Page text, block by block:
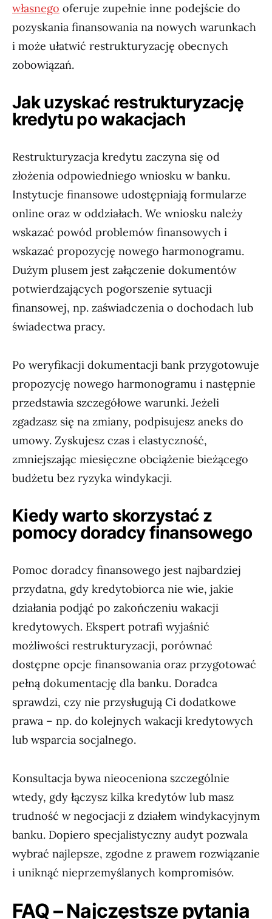
własnego oferuje zupełnie inne podejście do
pozyskania finansowania na nowych warunkach
i może ułatwić restrukturyzację obecnych
zobowiązań.
Jak uzyskać restrukturyzację
kredytu po wakacjach
Restrukturyzacja kredytu zaczyna się od
złożenia odpowiedniego wniosku w banku.
Instytucje finansowe udostępniają formularze
online oraz w oddziałach. We wniosku należy
wskazać powód problemów finansowych i
wskazać propozycję nowego harmonogramu.
Dużym plusem jest załączenie dokumentów
potwierdzających pogorszenie sytuacji
finansowej, np. zaświadczenia o dochodach lub
świadectwa pracy.
Po weryfikacji dokumentacji bank przygotowuje
propozycję nowego harmonogramu i następnie
przedstawia szczegółowe warunki. Jeżeli
zgadzasz się na zmiany, podpisujesz aneks do
umowy. Zyskujesz czas i elastyczność,
zmniejszając miesięczne obciążenie bieżącego
budżetu bez ryzyka windykacji.
Kiedy warto skorzystać z
pomocy doradcy finansowego
Pomoc doradcy finansowego jest najbardziej
przydatna, gdy kredytobiorca nie wie, jakie
działania podjąć po zakończeniu wakacji
kredytowych. Ekspert potrafi wyjaśnić
możliwości restrukturyzacji, porównać
dostępne opcje finansowania oraz przygotować
pełną dokumentację dla banku. Doradca
sprawdzi, czy nie przysługują Ci dodatkowe
prawa – np. do kolejnych wakacji kredytowych
lub wsparcia socjalnego.
Konsultacja bywa nieoceniona szczególnie
wtedy, gdy łączysz kilka kredytów lub masz
trudność w negocjacji z działem windykacyjnym
banku. Dopiero specjalistyczny audyt pozwala
wybrać najlepsze, zgodne z prawem rozwiązanie
i uniknąć nieprzemyślanych kompromisów.
FAQ – Najczęstsze pytania